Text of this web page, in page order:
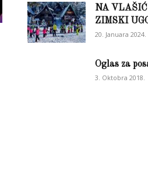
NA
ZIMSKI
20. Januara 2024.
Oglas za
3. Oktobra 2018.